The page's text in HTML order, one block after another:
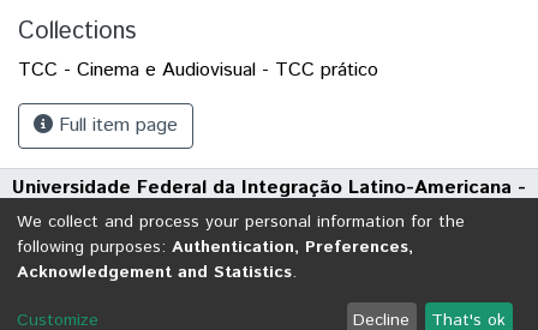
Collections
TCC - Cinema e Audiovisual - TCC prático
Full item page
Universidade Federal da Integração Latino-Americana -
UNILA
Avenida Tarquínio Joslin dos Santos, 1000 - Polo Universitário
CEP: 85870-650 | Foz do Iguaçu - Paraná
DSpace software
copyright © 2002-2026 LYRASIS
We collect and process your personal information for the
following purposes: Authentication, Preferences,
Acknowledgement and Statistics.
Customize Decline That's ok